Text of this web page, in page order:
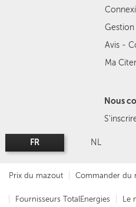
Avis -
Ma
Nous
FR NL
Prix du mazout Commander du
Fournisseurs TotalEnergies Le